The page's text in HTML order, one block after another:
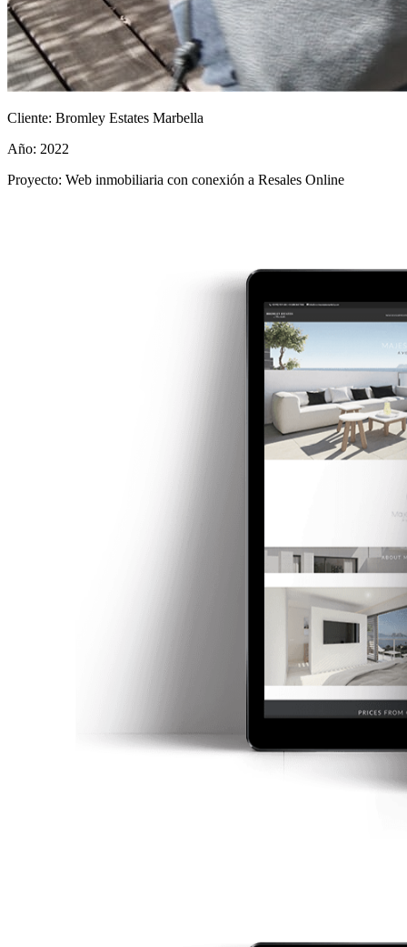
Cliente: Bromley Estates Marbella
Año: 2022
Proyecto: Web inmobiliaria con conexión a Resales Online